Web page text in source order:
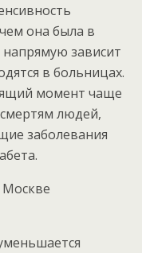
она была в
зависит
в больницах.
момент чаще
людей,
заболевания
Москве